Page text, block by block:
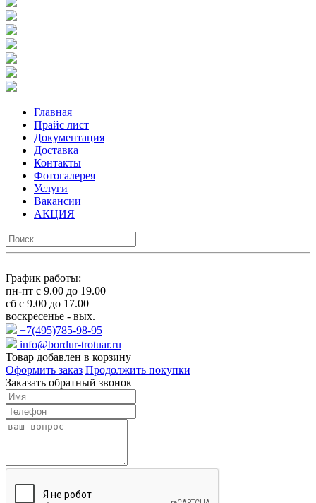
Главная
Прайс лист
Документация
Доставка
Контакты
Фотогалерея
Услуги
Вакансии
АКЦИЯ
График работы:
пн-пт с 9.00 до 19.00
сб с 9.00 до 17.00
воскресенье - вых.
+7(495)785-98-95
info@bordur-trotuar.ru
Товар добавлен в корзину
Оформить заказ Продолжить покупки
Заказать обратный звонок